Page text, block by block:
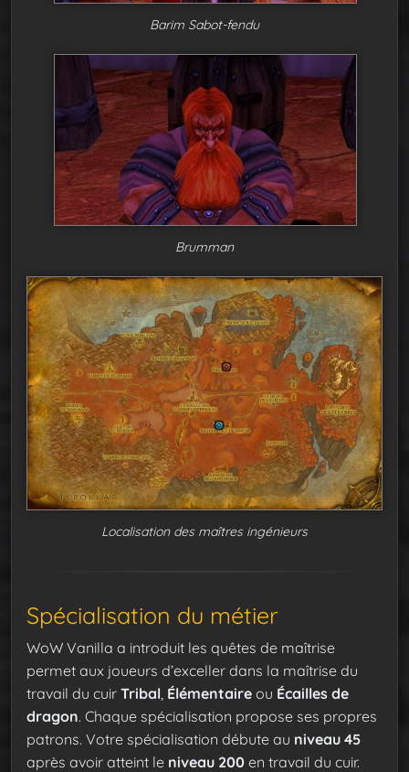
Barim Sabot-fendu
Brumman
Localisation des maîtres ingénieurs
Spécialisation du métier
WoW Vanilla a introduit les quêtes de maîtrise
permet aux joueurs d’exceller dans la maîtrise du
travail du cuir Tribal Élémentaire ou Écailles de
dragon. Chaque spécialisation propose ses propres
patrons. Votre spécialisation débute au niveau 45
après avoir atteint le niveau 200 en travail du cuir.